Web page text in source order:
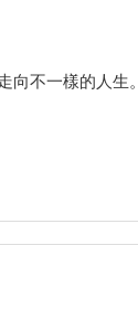
向不一樣的人生。